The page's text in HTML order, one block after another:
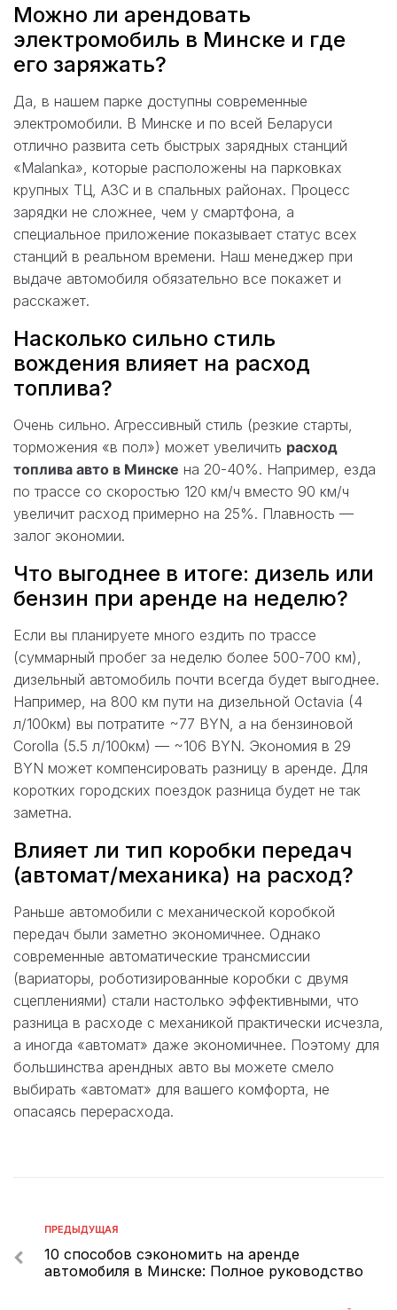
Можно ли арендовать
электромобиль в Минске и где
его заряжать?
Да, в нашем парке доступны современные
электромобили. В Минске и по всей Беларуси
отлично развита сеть быстрых зарядных станций
«Malanka», которые расположены на парковках
крупных ТЦ, АЗС и в спальных районах. Процесс
зарядки не сложнее, чем у смартфона, а
специальное приложение показывает статус всех
станций в реальном времени. Наш менеджер при
выдаче автомобиля обязательно все покажет и
расскажет.
Насколько сильно стиль
вождения влияет на расход
топлива?
Очень сильно. Агрессивный стиль (резкие старты,
торможения «в пол») может увеличить расход
топлива авто в Минске на 20-40%. Например, езда
по трассе со скоростью 120 км/ч вместо 90 км/ч
увеличит расход примерно на 25%. Плавность —
залог экономии.
Что выгоднее в итоге: дизель или
бензин при аренде на неделю?
Если вы планируете много ездить по трассе
(суммарный пробег за неделю более 500-700 км),
дизельный автомобиль почти всегда будет выгоднее.
Например, на 800 км пути на дизельной Octavia (4
л/100км) вы потратите ~77 BYN, а на бензиновой
Corolla (5.5 л/100км) — ~106 BYN. Экономия в 29
BYN может компенсировать разницу в аренде. Для
коротких городских поездок разница будет не так
заметна.
Влияет ли тип коробки передач
(автомат/механика) на расход?
Раньше автомобили с механической коробкой
передач были заметно экономичнее. Однако
современные автоматические трансмиссии
(вариаторы, роботизированные коробки с двумя
сцеплениями) стали настолько эффективными, что
разница в расходе с механикой практически исчезла,
а иногда «автомат» даже экономичнее. Поэтому для
большинства арендных авто вы можете смело
выбирать «автомат» для вашего комфорта, не
опасаясь перерасхода.
ПРЕДЫДУЩАЯ
10 способов сэкономить на аренде
автомобиля в Минске: Полное руководство